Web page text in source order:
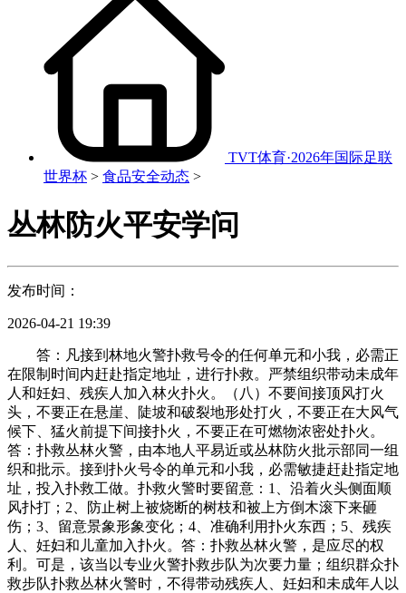
TVT体育·2026年国际足联
世界杯 > 食品安全动态 >
丛林防火平安学问
发布时间：
2026-04-21 19:39
答：凡接到林地火警扑救号令的任何单元和小我，必需正
在限制时间内赶赴指定地址，进行扑救。严禁组织带动未成年
人和妊妇、残疾人加入林火扑火。（八）不要间接顶风打火
头，不要正在悬崖、陡坡和破裂地形处打火，不要正在大风气
候下、猛火前提下间接扑火，不要正在可燃物浓密处扑火。
答：扑救丛林火警，由本地人平易近或丛林防火批示部同一组
织和批示。接到扑火号令的单元和小我，必需敏捷赶赴指定地
址，投入扑救工做。扑救火警时要留意：1、沿着火头侧面顺
风扑打；2、防止树上被烧断的树枝和被上方倒木滚下来砸
伤；3、留意景象形象变化；4、准确利用扑火东西；5、残疾
人、妊妇和儿童加入扑火。答：扑救丛林火警，是应尽的权
利。可是，该当以专业火警扑救步队为次要力量；组织群众扑
救步队扑救丛林火警时，不得带动残疾人、妊妇和未成年人以